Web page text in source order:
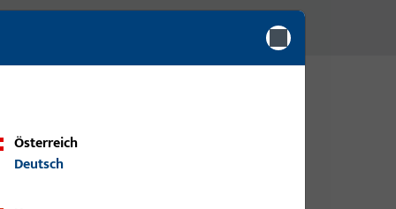
Österreich
Deutsch